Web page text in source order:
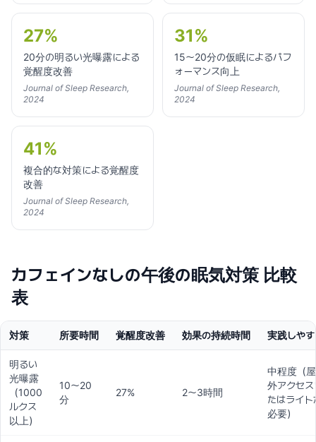
27%
20分の明るい光曝露による
覚醒度改善
Journal of Sleep Research,
2024
31%
15〜20分の仮眠によるパフ
ォーマンス向上
Journal of Sleep Research,
2024
41%
複合的な対策による覚醒度
改善
Journal of Sleep Research,
2024
カフェインなしの午後の眠気対策 比較
表
対策 所要時間 覚醒度改善 効果の持続時間 実践しや
明るい
光曝露
（1000
ルクス
以上）
10〜20
分
27% 2〜3時間
中程度（屋
外アクセス
たはライト
必要）